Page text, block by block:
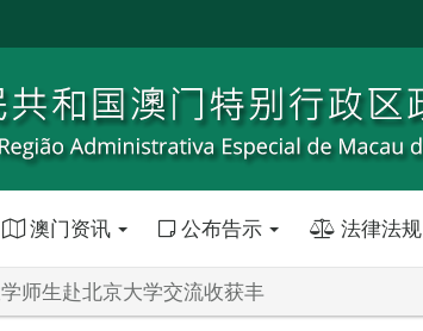
澳门资讯 公布告示 法律法规
师生赴北京大学交流收获丰